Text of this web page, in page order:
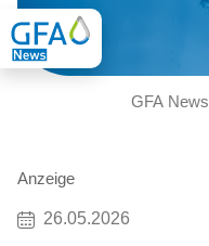
GFA News
Anzeige
26.05.2026